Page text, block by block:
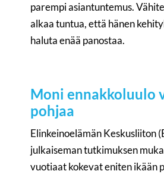
parempi asiantuntemus.
alkaa tuntua, että hänen
haluta enää panostaa.
Moni ennakkoluulo
pohjaa
Elinkeinoelämän Keskusliiton
julkaiseman tutkimuksen
vuotiaat kokevat eniten ikään